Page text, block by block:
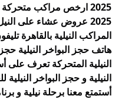
2025 ارخص مراكب
هاتف حجز البواخر النيلية
النيلية المتحركة تعرف على
أستمتع معنا برحلة نيلية و